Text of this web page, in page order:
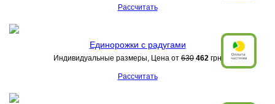
Рассчитать
Единорожки с радугами
Индивидуальные размеры, Цена от 630 462 грн
Рассчитать